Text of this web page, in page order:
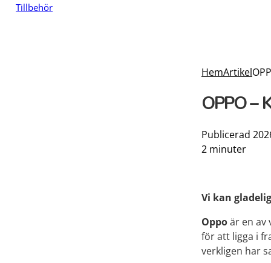
Tillbehör
HemArtikel
OPPO –
Publicerad
2 minuter
Vi kan
Oppoär en av
för att ligga i
verkligen har